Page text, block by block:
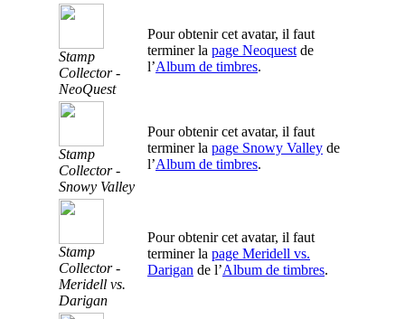
Stamp
Collector -
NeoQuest
Pour obtenir cet avatar, il faut
terminer la page Neoquest de
l’Album de timbres.
Stamp
Collector -
Snowy Valley
Pour obtenir cet avatar, il faut
terminer la page Snowy Valley de
l’Album de timbres.
Stamp
Collector -
Meridell vs.
Darigan
Pour obtenir cet avatar, il faut
terminer la page Meridell vs.
Darigan de l’Album de timbres.